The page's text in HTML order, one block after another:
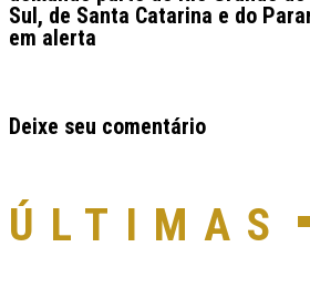
Sul, de Santa Catarina e do
em alerta
Deixe seu comentário
ÚLTIMAS